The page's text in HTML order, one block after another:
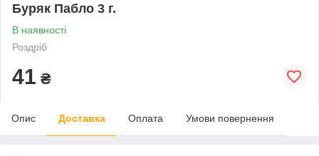
Буряк Пабло 3 г.
В наявності
Роздріб
41 ₴
Опис Доставка Оплата Умови повернення